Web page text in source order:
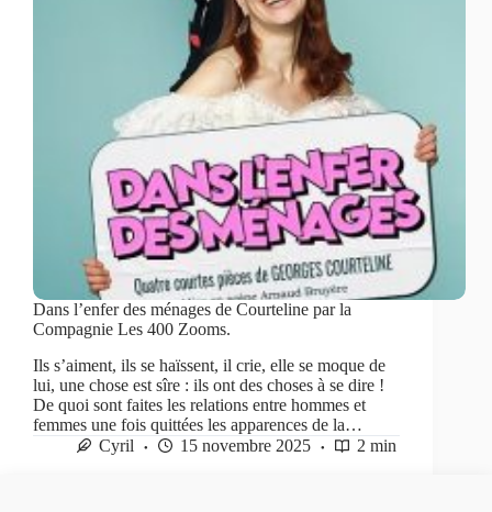
Dans l’enfer des ménages de Courteline par la
Compagnie Les 400 Zooms.
Ils s’aiment, ils se haïssent, il crie, elle se moque de
lui, une chose est sîre : ils ont des choses à se dire !
De quoi sont faites les relations entre hommes et
femmes une fois quittées les apparences de la…
Cyril
15 novembre 2025 2 min